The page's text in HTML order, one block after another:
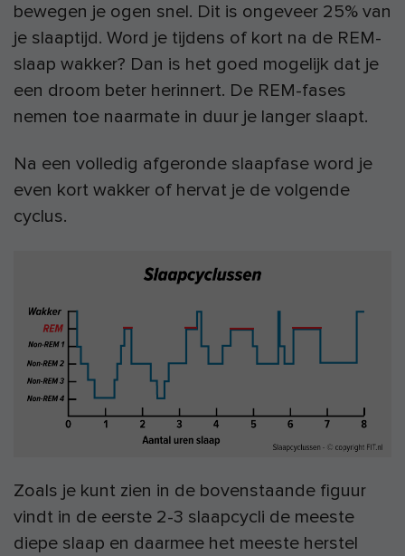
bewegen je ogen snel. Dit is ongeveer 25% van
je slaaptijd. Word je tijdens of kort na de REM-
slaap wakker? Dan is het goed mogelijk dat je
een droom beter herinnert. De REM-fases
nemen toe naarmate in duur je langer slaapt.
Na een volledig afgeronde slaapfase word je
even kort wakker of hervat je de volgende
cyclus.
Zoals je kunt zien in de bovenstaande figuur
vindt in de eerste 2-3 slaapcycli de meeste
diepe slaap en daarmee het meeste herstel